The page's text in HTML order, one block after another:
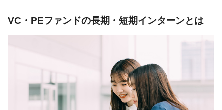
VC・PEファンドの長期・短期インターンとは